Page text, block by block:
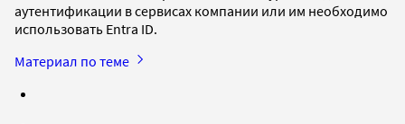
аутентификации в сервисах компании или им необходимо
использовать Entra ID.
Материал по теме